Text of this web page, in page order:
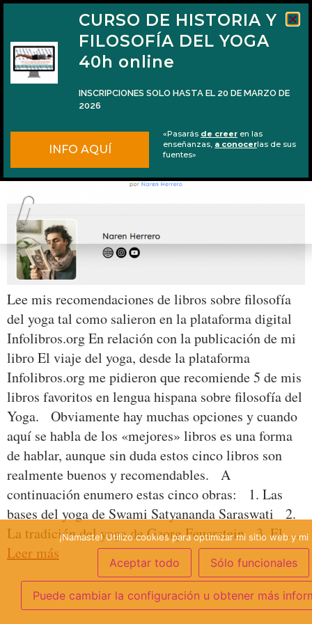
Los Mejores 5 Libros sobre Filosofía del Yoga
Lee mis recomendaciones de libros sobre filosofía
del yoga tal como salieron en la plataforma digital
Infolibros.org En relación con la publicación de mi
libro El viaje del yoga, desde la plataforma
Infolibros.org me pidieron que recomiende 5 de mis
libros favoritos en lengua hispana sobre filosofía del
Yoga. Obviamente hay muchas opciones y cuando
aquí se habla de los «mejores» libros es una forma
de hablar, aunque sin duda estos cinco libros son
realmente buenos y recomendables. A
continuación enumero estas cinco obras: 1. Las
bases del yoga de Swami Satyananda Saraswati 2.
La tradición del yoga de Georg Feuerstein 3. El …
Leer más
¡Namaste! Utilizo cookies para optimizar mi sitio web y mi
Aceptar todo Sólo funcionales
Puede cambiar la configuración u obtener más
CURSO DE HISTORIA Y
FILOSOFÍA DEL YOGA
40h online
INSCRIPCIONES SOLO HASTA EL 20 DE MARZO DE
2026
INFO AQUÍ
«Pasarás de creer en las
enseñanzas, a conocerlas de sus
fuentes»